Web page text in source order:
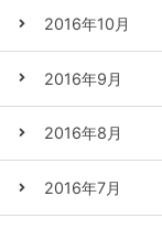
2016年10月
2016年9月
2016年8月
2016年7月